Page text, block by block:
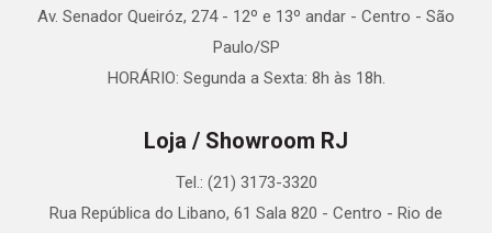
Av. Senador Queiróz, 274 - 12º e 13º andar - Centro - São
Paulo/SP
HORÁRIO: Segunda a Sexta: 8h às 18h.
Loja / Showroom RJ
Tel.: (21) 3173-3320
Rua República do Libano, 61 Sala 820 - Centro - Rio de